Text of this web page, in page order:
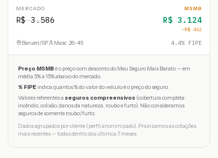
MERCADO
R$3.586
MSMB
R$ 3.124
−R$ 462
Barueri/SP Masc · 26-45 4.4% FIPE
Preço MSMB é o preço com desconto do Meu Seguro Mais Barato — em
média 5% a 15% abaixo do mercado.
% FIPE indica quantos % do valor do veículo é o preço do seguro.
Valores referentes a seguros compreensivos (cobertura completa:
incêndio, colisão, danos da natureza, roubo e furto). Não consideramos
seguros de somente roubo/furto.
Dados agrupados por cliente (perfil anonimizado). Priorizamos as cotações
mais recentes — todas dentro dos últimos 7 meses.